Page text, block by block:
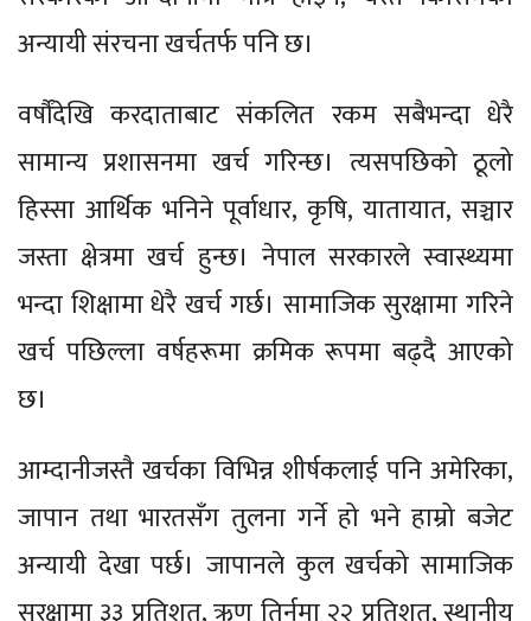
अन्यायी संरचना खर्चतर्फ पनि छ।
वर्षौंदेखि करदाताबाट संकलित रकम सबैभन्दा धेरै
सामान्य प्रशासनमा खर्च गरिन्छ। त्यसपछिको ठूलो
हिस्सा आर्थिक भनिने पूर्वाधार, कृषि, यातायात, सञ्चार
जस्ता क्षेत्रमा खर्च हुन्छ। नेपाल सरकारले स्वास्थ्यमा
भन्दा शिक्षामा धेरै खर्च गर्छ। सामाजिक सुरक्षामा गरिने
खर्च पछिल्ला वर्षहरूमा क्रमिक रूपमा बढ्दै आएको
छ।
आम्दानीजस्तै खर्चका विभिन्न शीर्षकलाई पनि अमेरिका,
जापान तथा भारतसँग तुलना गर्ने हो भने हाम्रो बजेट
अन्यायी देखा पर्छ। जापानले कुल खर्चको सामाजिक